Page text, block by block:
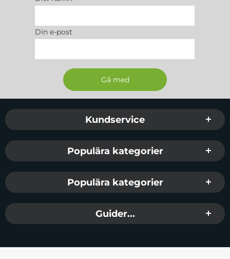
Din e-post
Sidfot Blandad info och länkar
Kundservice
Populära kategorier
Populära kategorier
Guider...